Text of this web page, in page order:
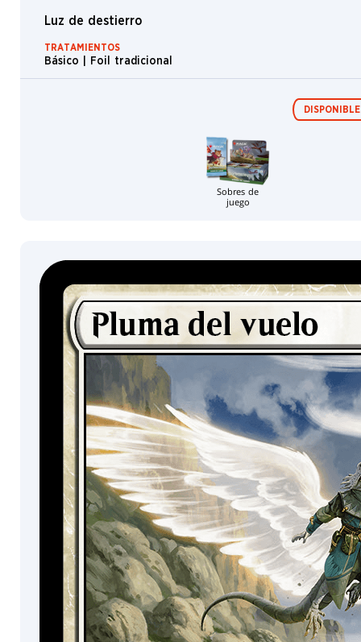
Explorador
Bosque
Liliana
Rata
Murciélago
Nissa
Llanura
Consejero
Caballero
Pantano
Equipo
Tamiyo
Zarigüeya
Guardabosque
Felino
Tejón
Metamorfo
Luz de destierro
TRATAMIENTOS
Básico | Foil tradicional
Sobres de
juego